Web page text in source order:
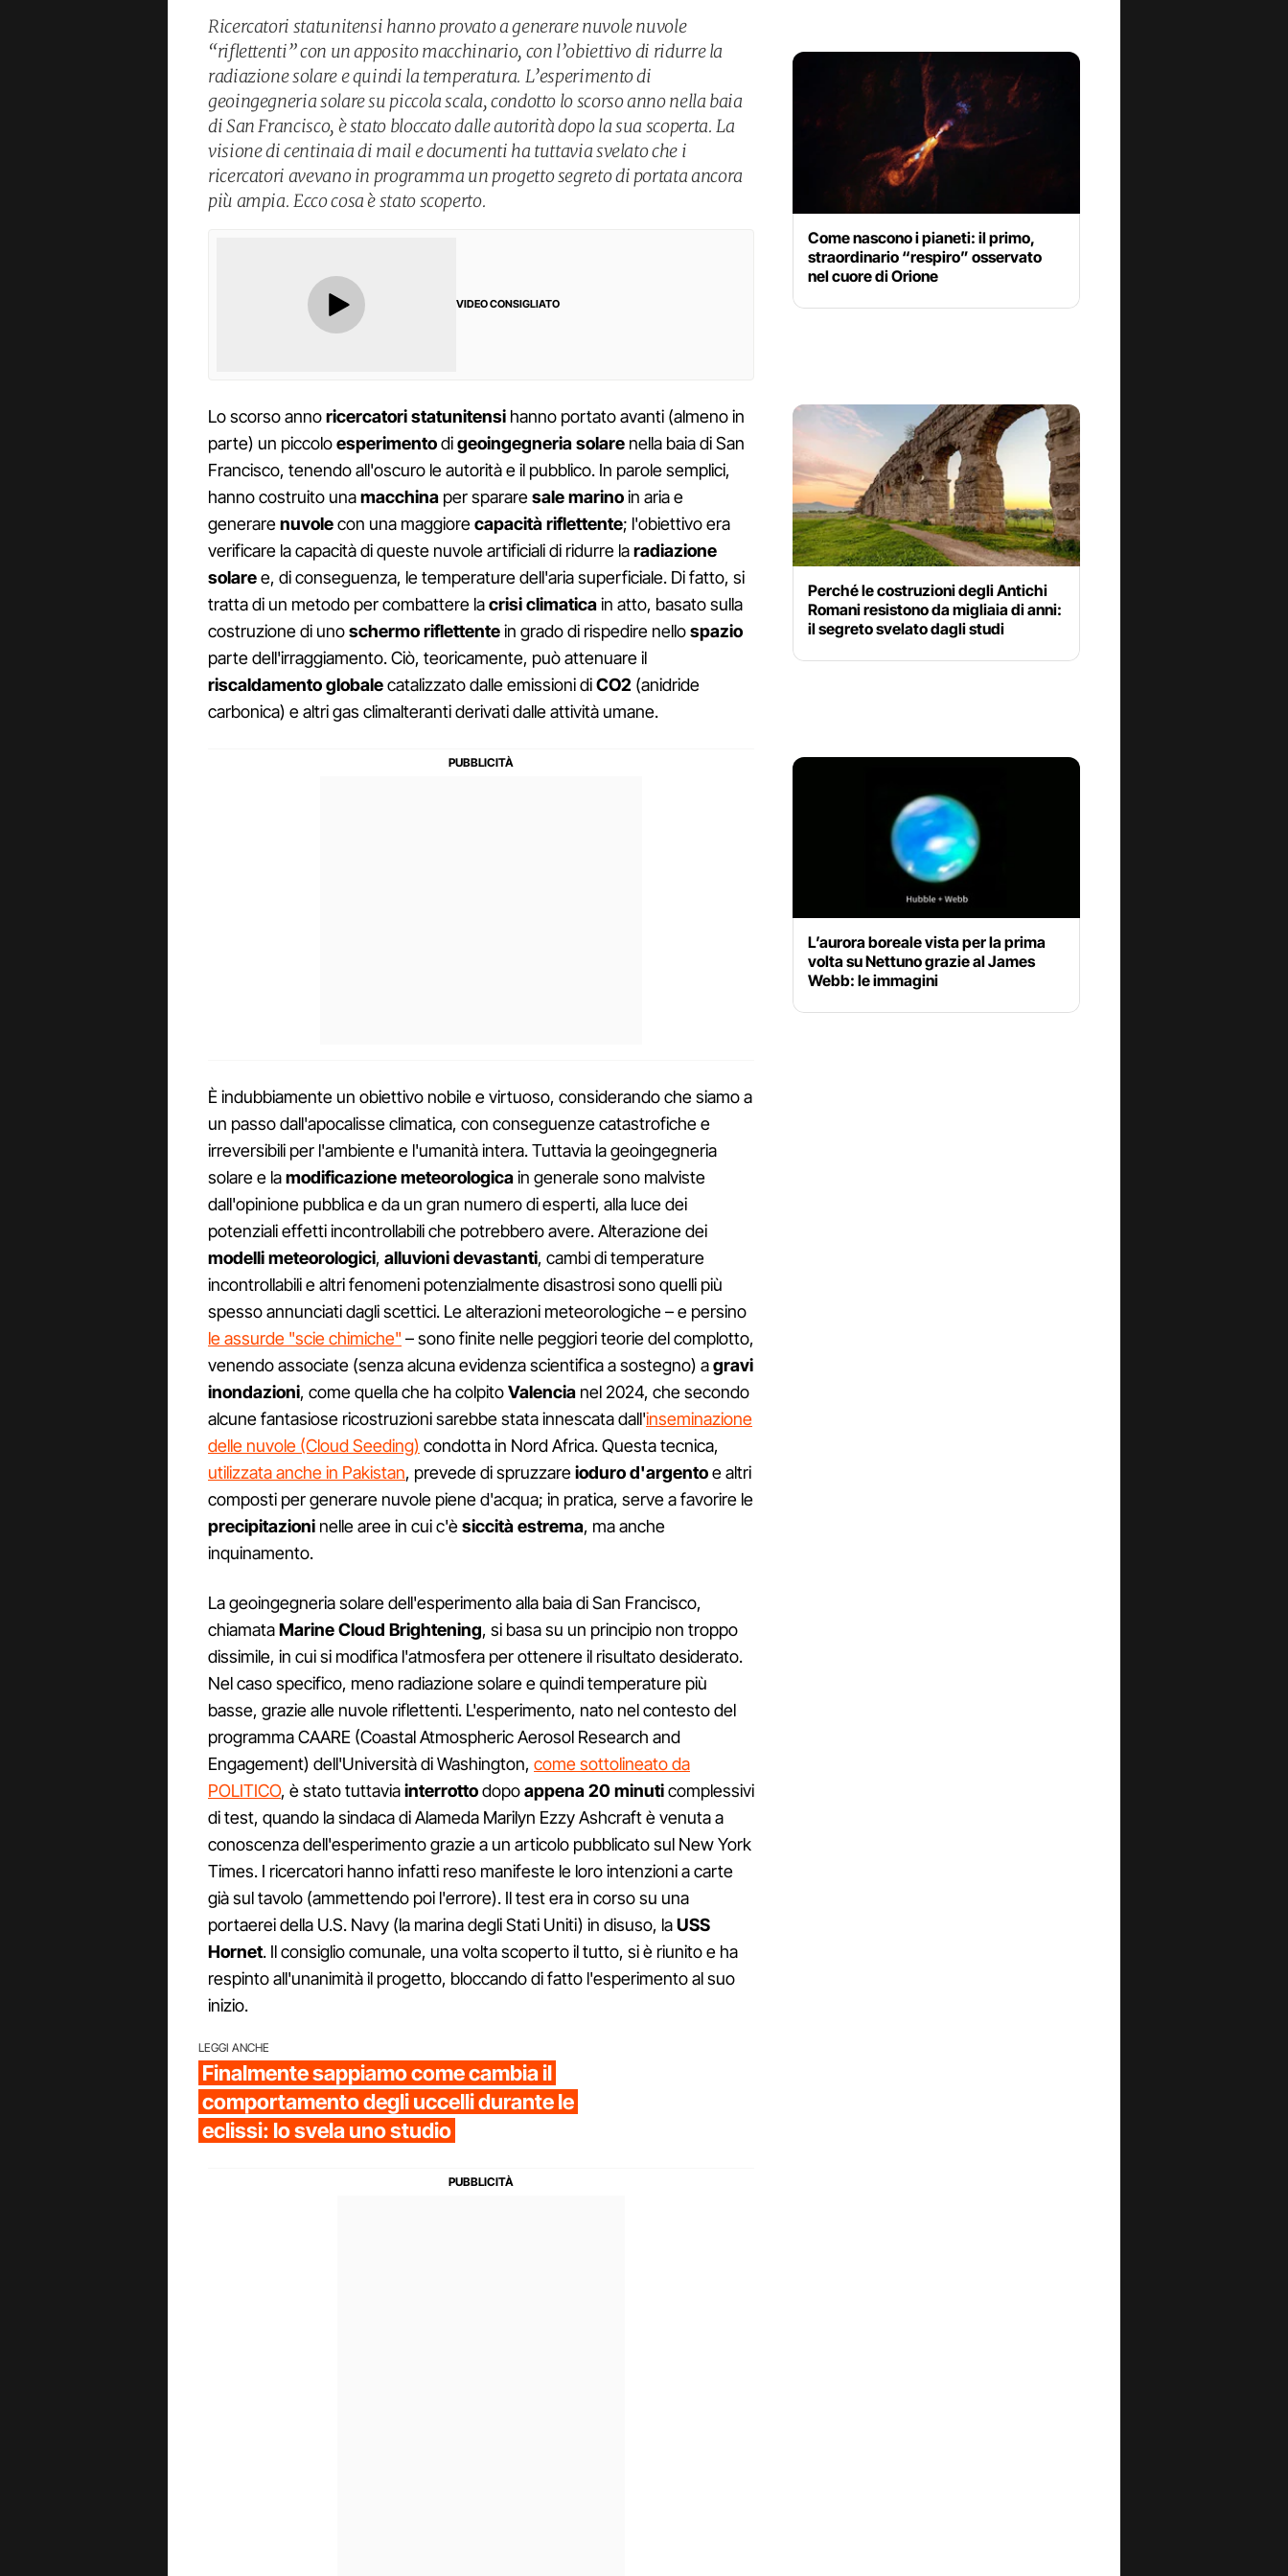
Ricercatori statunitensi hanno provato a generare nuvole nuvole
“riflettenti” con un apposito macchinario, con l’obiettivo di ridurre la
radiazione solare e quindi la temperatura. L’esperimento di
geoingegneria solare su piccola scala, condotto lo scorso anno nella baia
di San Francisco, è stato bloccato dalle autorità dopo la sua scoperta. La
visione di centinaia di mail e documenti ha tuttavia svelato che i
ricercatori avevano in programma un progetto segreto di portata ancora
più ampia. Ecco cosa è stato scoperto.
VIDEO CONSIGLIATO
Lo scorso annoricercatori statunitensi hanno portato avanti (almeno in
parte) un piccoloesperimentodigeoingegneria solare nella baia di San
Francisco, tenendo all'oscuro le autorità e il pubblico. In parole semplici,
hanno costruito unamacchina per spararesale marinoin aria e
generarenuvolecon una maggiorecapacità riflettente; l'obiettivo era
verificare la capacità di queste nuvole artificiali di ridurre laradiazione
solaree, di conseguenza, le temperature dell'aria superficiale. Di fatto, si
tratta di un metodo per combattere lacrisi climaticain atto, basato sulla
costruzione di unoschermo riflettentein grado di rispedire nellospazio
parte dell'irraggiamento. Ciò, teoricamente, può attenuare il
riscaldamento globalecatalizzato dalle emissioni diCO2 (anidride
carbonica) e altri gas climalteranti derivati dalle attività umane.
È indubbiamente un obiettivo nobile e virtuoso, considerando che siamo a
un passo dall'apocalisse climatica, con conseguenze catastrofiche e
irreversibili per l'ambiente e l'umanità intera. Tuttavia la geoingegneria
solare e lamodificazione meteorologicain generale sono malviste
dall'opinione pubblica e da un gran numero di esperti, alla luce dei
potenziali effetti incontrollabili che potrebbero avere. Alterazione dei
modelli meteorologici, alluvioni devastanti, cambi di temperature
incontrollabili e altri fenomeni potenzialmente disastrosi sono quelli più
spesso annunciati dagli scettici. Le alterazioni meteorologiche – e persino
le assurde "scie chimiche" – sono finite nelle peggiori teorie del complotto,
venendo associate (senza alcuna evidenza scientifica a sostegno) agravi
inondazioni, come quella che ha colpitoValencia nel 2024, che secondo
alcune fantasiose ricostruzioni sarebbe stata innescata dall'inseminazione
delle nuvole (Cloud Seeding) condotta in Nord Africa. Questa tecnica,
utilizzata anche in Pakistan, prevede di spruzzareioduro d'argentoe altri
composti per generare nuvole piene d'acqua; in pratica, serve a favorire le
precipitazioni nelle aree in cui c'èsiccità estrema, ma anche
inquinamento.
La geoingegneria solare dell'esperimento alla baia di San Francisco,
chiamataMarine Cloud Brightening, si basa su un principio non troppo
dissimile, in cui si modifica l'atmosfera per ottenere il risultato desiderato.
Nel caso specifico, meno radiazione solare e quindi temperature più
basse, grazie alle nuvole riflettenti. L'esperimento, nato nel contesto del
programma CAARE (Coastal Atmospheric Aerosol Research and
Engagement) dell'Università di Washington, come sottolineato da
POLITICO, è stato tuttaviainterrottodopoappena 20 minuticomplessivi
di test, quando la sindaca di Alameda Marilyn Ezzy Ashcraft è venuta a
conoscenza dell'esperimento grazie a un articolo pubblicato sul New York
Times. I ricercatori hanno infatti reso manifeste le loro intenzioni a carte
già sul tavolo (ammettendo poi l'errore). Il test era in corso su una
portaerei della U.S. Navy (la marina degli Stati Uniti) in disuso, laUSS
Hornet. Il consiglio comunale, una volta scoperto il tutto, si è riunito e ha
respinto all'unanimità il progetto, bloccando di fatto l'esperimento al suo
inizio.
LEGGI ANCHE
Finalmente sappiamo come cambia il
comportamento degli uccelli durante le
eclissi: lo svela uno studio
Come nascono i pianeti: il primo,
straordinario “respiro” osservato
nel cuore di Orione
Perché le costruzioni degli Antichi
Romani resistono da migliaia di anni:
il segreto svelato dagli studi
L’aurora boreale vista per la prima
volta su Nettuno grazie al James
Webb: le immagini